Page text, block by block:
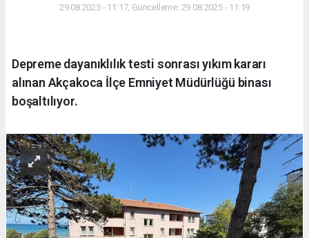
29.08.2025 - 11:17, Güncelleme: 29.08.2025 - 11:19
Depreme dayanıklılık testi sonrası yıkım kararı
alınan Akçakoca İlçe Emniyet Müdürlüğü binası
boşaltılıyor.